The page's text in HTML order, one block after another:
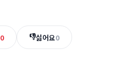
0 👎싫어요0